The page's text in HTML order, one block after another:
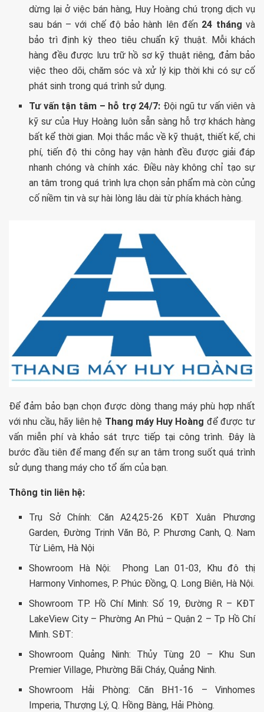
dừng lại ở việc bán hàng, Huy Hoàng chú trọng dịch vụ
sau bán – với chế độ bảo hành lên đến 24 tháng và
bảo trì định kỳ theo tiêu chuẩn kỹ thuật. Mỗi khách
hàng đều được lưu trữ hồ sơ kỹ thuật riêng, đảm bảo
việc theo dõi, chăm sóc và xử lý kịp thời khi có sự cố
phát sinh trong quá trình sử dụng.
Tư vấn tận tâm – hỗ trợ 24/7: Đội ngũ tư vấn viên và
kỹ sư của Huy Hoàng luôn sẵn sàng hỗ trợ khách hàng
bất kể thời gian. Mọi thắc mắc về kỹ thuật, thiết kế, chi
phí, tiến độ thi công hay vận hành đều được giải đáp
nhanh chóng và chính xác. Điều này không chỉ tạo sự
an tâm trong quá trình lựa chọn sản phẩm mà còn củng
cố niềm tin và sự hài lòng lâu dài từ phía khách hàng.
Để đảm bảo bạn chọn được dòng thang máy phù hợp nhất
với nhu cầu, hãy liên hệ Thang máy Huy Hoàng để được tư
vấn miễn phí và khảo sát trực tiếp tại công trình. Đây là
bước đầu tiên để mang đến sự an tâm trong suốt quá trình
sử dụng thang máy cho tổ ấm của bạn.
Thông tin liên hệ:
Trụ Sở Chính: Căn A24,25-26 KĐT Xuân Phương
Garden, Đường Trịnh Văn Bô, P. Phương Canh, Q. Nam
Từ Liêm, Hà Nội
Showroom Hà Nội: Phong Lan 01-03, Khu đô thị
Harmony Vinhomes, P. Phúc Đồng, Q. Long Biên, Hà Nội.
Showroom TP. Hồ Chí Minh: Số 19, Đường R – KĐT
LakeView City – Phường An Phú – Quận 2 – Tp Hồ Chí
Minh. SĐT:
Showroom Quảng Ninh: Thủy Tùng 20 – Khu Sun
Premier Village, Phường Bãi Cháy, Quảng Ninh.
Showroom Hải Phòng: Căn BH1-16 – Vinhomes
Imperia, Thượng Lý, Q. Hồng Bàng, Hải Phòng.